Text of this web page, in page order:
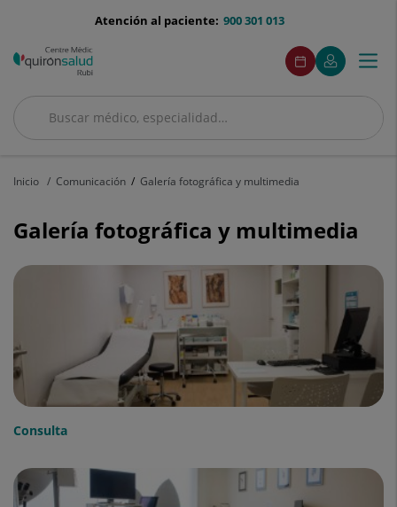
menu-
900 301 013
Atención al paciente:
Buscar
Buscar
menuAcceso
Pedir
cita
Este
enlace
se
en
Mi
Quirónsalud
Este
enlace
se
en
ventana
nueva.
Menú
Inicio Comunicación Galería fotográfica y multimedia
Galería fotográfica y multimedia
Consulta